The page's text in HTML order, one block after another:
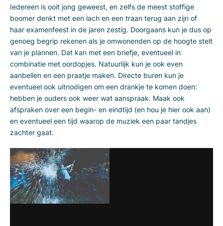
Iedereen is ooit jong geweest, en zelfs de meest stoffige
boomer denkt met een lach en een traan terug aan zijn of
haar examenfeest in de jaren zestig. Doorgaans kun je dus op
genoeg begrip rekenen als je omwonenden op de hoogte stelt
van je plannen. Dat kan met een briefje, eventueel in
combinatie met oordopjes. Natuurlijk kun je ook even
aanbellen en een praatje maken. Directe buren kun je
eventueel ook uitnodigen om een drankje te komen doen:
hebben je ouders ook weer wat aanspraak. Maak ook
afspraken over een begin- en eindtijd (en hou je hier ook aan)
en eventueel een tijd waarop de muziek een paar tandjes
zachter gaat.